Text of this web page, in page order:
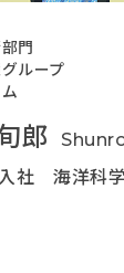
門
ループ
郎
社 海洋科